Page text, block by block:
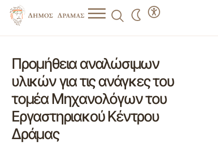
Προμήθεια αναλώσιμων
υλικών για τις ανάγκες του
τομέα Μηχανολόγων του
Εργαστηριακού Κέντρου
Δράμας